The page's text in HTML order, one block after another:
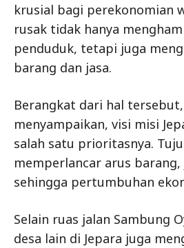
krusial bagi perekonomian
rusak tidak hanya
penduduk, tetapi juga
barang dan jasa.
Berangkat dari hal
menyampaikan, visi misi
salah satu prioritasnya.
memperlancar arus barang,
sehingga pertumbuhan
Selain ruas jalan Sambung
desa lain di Jepara juga